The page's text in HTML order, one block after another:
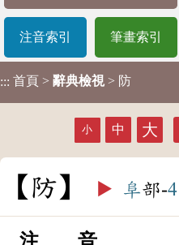
注音索引 筆畫索引
::: 首頁 > 辭典檢視 > 防
小 中 大
防 ▶️ 阜部-4